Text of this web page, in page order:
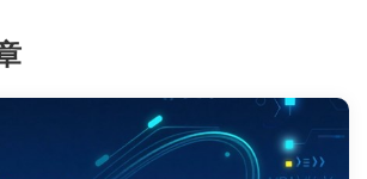
择最适合的录制方式，轻松实现系统内声
与外部麦克风声音的完美采集。
课录制、直播存档等多种场景，确保操作